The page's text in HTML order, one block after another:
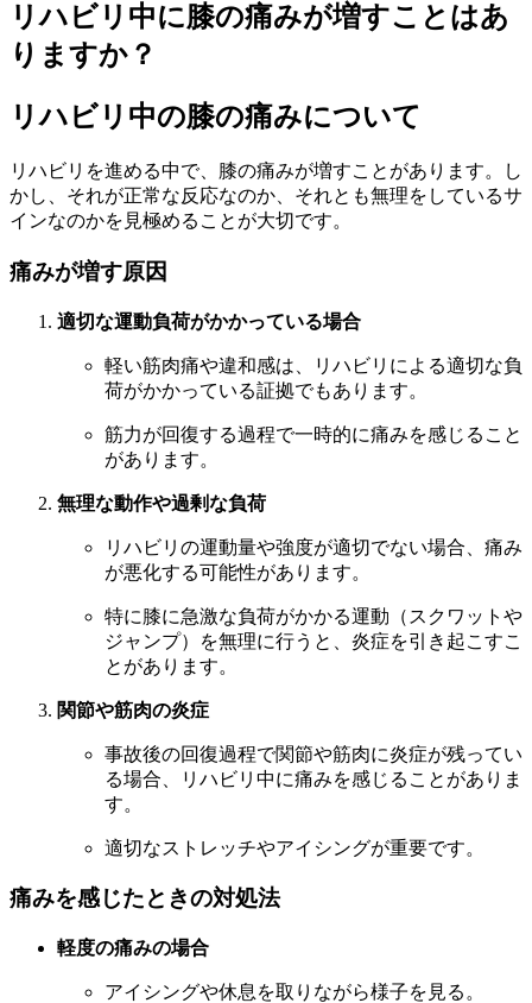
リハビリ中に膝の痛みが増すことはあ
りますか？
リハビリ中の膝の痛みについて
リハビリを進める中で、膝の痛みが増すことがあります。し
かし、それが正常な反応なのか、それとも無理をしているサ
インなのかを見極めることが大切です。
痛みが増す原因
適切な運動負荷がかかっている場合
軽い筋肉痛や違和感は、リハビリによる適切な負
荷がかかっている証拠でもあります。
筋力が回復する過程で一時的に痛みを感じること
があります。
無理な動作や過剰な負荷
リハビリの運動量や強度が適切でない場合、痛み
が悪化する可能性があります。
特に膝に急激な負荷がかかる運動（スクワットや
ジャンプ）を無理に行うと、炎症を引き起こすこ
とがあります。
関節や筋肉の炎症
事故後の回復過程で関節や筋肉に炎症が残ってい
る場合、リハビリ中に痛みを感じることがありま
す。
適切なストレッチやアイシングが重要です。
痛みを感じたときの対処法
軽度の痛みの場合
アイシングや休息を取りながら様子を見る。